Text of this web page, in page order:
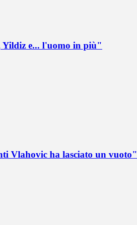
e... l'uomo in più"
Vlahovic ha lasciato un vuoto"